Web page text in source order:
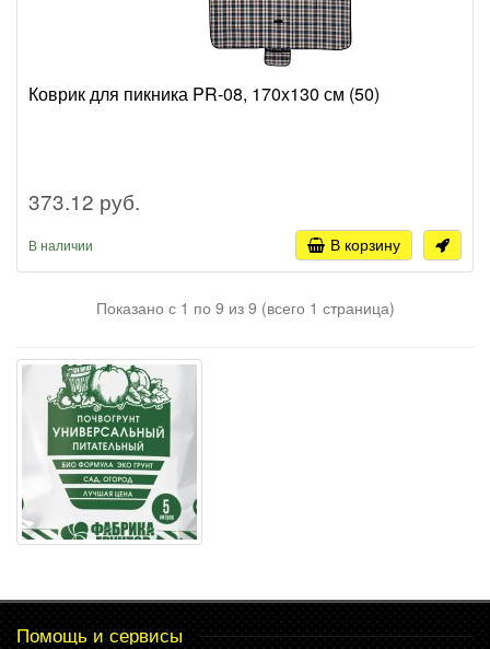
Коврик для пикника PR-08, 170x130 см (50)
373.12 руб.
В наличии В корзину
Показано с 1 по 9 из 9 (всего 1 страница)
Помощь и сервисы